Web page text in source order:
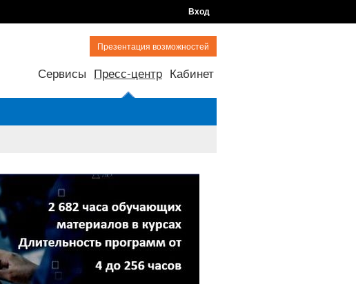
Вход
Презентация возможностей
Сервисы Пресс-центр Кабинет